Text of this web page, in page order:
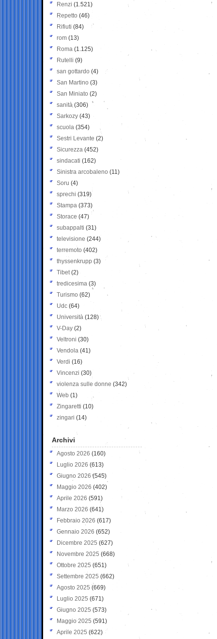
Renzi (1.521)
Repetto (46)
Rifiuti (84)
rom (13)
Roma (1.125)
Rutelli (9)
san gottardo (4)
San Martino (3)
San Miniato (2)
sanità (306)
Sarkozy (43)
scuola (354)
Sestri Levante (2)
Sicurezza (452)
sindacati (162)
Sinistra arcobaleno (11)
Soru (4)
sprechi (319)
Stampa (373)
Storace (47)
subappalti (31)
televisione(244)
terremoto (402)
thyssenkrupp (3)
Tibet(2)
tredicesima (3)
Turismo (62)
Udc (64)
Università (128)
V-Day (2)
Veltroni (30)
Vendola (41)
Verdi (16)
Vincenzi (30)
violenza sulle donne (342)
Web (1)
Zingaretti (10)
zingari (14)
Archivi
Agosto 2026 (160)
Luglio 2026 (613)
Giugno 2026 (545)
Maggio 2026 (402)
Aprile 2026 (591)
Marzo 2026 (641)
Febbraio 2026 (617)
Gennaio 2026 (652)
Dicembre 2025 (627)
Novembre 2025 (668)
Ottobre 2025 (651)
Settembre 2025 (662)
Agosto 2025 (669)
Luglio 2025 (671)
Giugno 2025 (573)
Maggio 2025 (591)
Aprile 2025 (622)